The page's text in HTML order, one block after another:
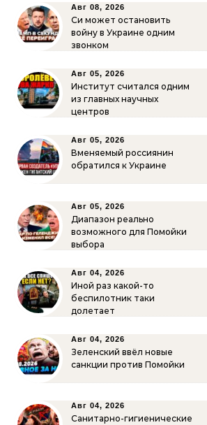
Авг 08, 2026
Си может остановить
войну в Украине одним
звонком
Авг 05, 2026
Институт считался одним
из главных научных
центров
Авг 05, 2026
Вменяемый россиянин
обратился к Украине
Авг 05, 2026
Диапазон реально
возможного для Помойки
выбора
Авг 04, 2026
Иной раз какой-то
беспилотник таки
долетает
Авг 04, 2026
Зеленский ввёл новые
санкции против Помойки
Авг 04, 2026
Санитарно-гигиенические